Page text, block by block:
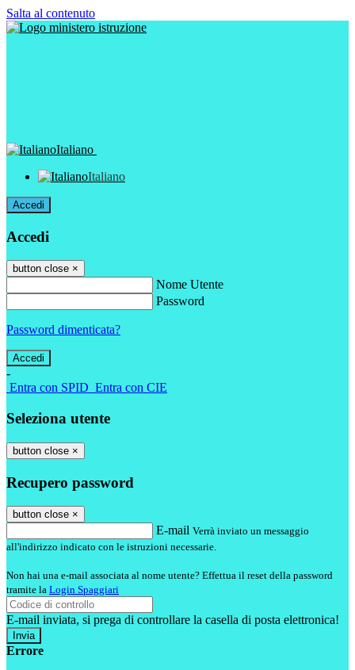
Salta al contenuto
Italiano
Italiano
Accedi
Accedi
button close ×
Nome Utente
Password
Password dimenticata?
-
Entra con SPID Entra con CIE
Seleziona utente
button close ×
Recupero password
button close ×
E-mail Verrà inviato un messaggio
all'indirizzo indicato con le istruzioni necessarie.
Non hai una e-mail associata al nome utente? Effettua il reset della password
tramite la Login Spaggiari
E-mail inviata, si prega di controllare la casella di posta elettronica!
Errore